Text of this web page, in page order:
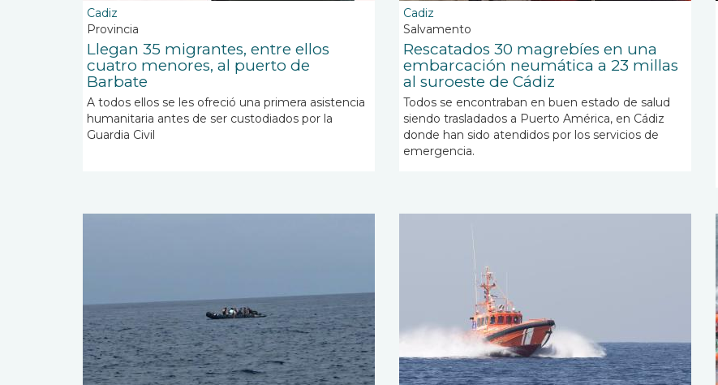
Cadiz
Provincia
Llegan 35 migrantes, entre ellos
cuatro menores, al puerto de
Barbate
A todos ellos se les ofreció una primera asistencia
humanitaria antes de ser custodiados por la
Guardia Civil
Cadiz
Salvamento
Rescatados 30 magrebíes en una
embarcación neumática a 23 millas
al suroeste de Cádiz
Todos se encontraban en buen estado de salud
siendo trasladados a Puerto América, en Cádiz
donde han sido atendidos por los servicios de
emergencia.